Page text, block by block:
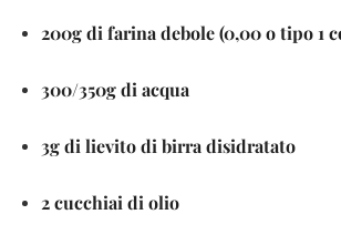
200g di farina debole (0,00 o tipo 1
300/350g di acqua
3g di lievito di birra disidratato
2 cucchiai di olio